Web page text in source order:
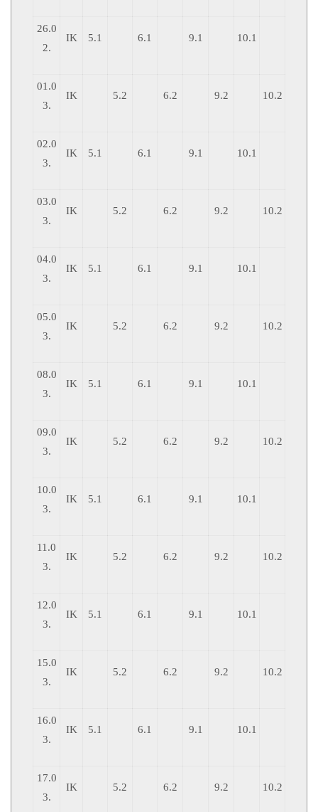
26.0
2.
IK 5.1 6.1 9.1 10.1
01.0
3.
IK 5.2 6.2 9.2 10.2
02.0
3.
IK 5.1 6.1 9.1 10.1
03.0
3.
IK 5.2 6.2 9.2 10.2
04.0
3.
IK 5.1 6.1 9.1 10.1
05.0
3.
IK 5.2 6.2 9.2 10.2
08.0
3.
IK 5.1 6.1 9.1 10.1
09.0
3.
IK 5.2 6.2 9.2 10.2
10.0
3.
IK 5.1 6.1 9.1 10.1
11.0
3.
IK 5.2 6.2 9.2 10.2
12.0
3.
IK 5.1 6.1 9.1 10.1
15.0
3.
IK 5.2 6.2 9.2 10.2
16.0
3.
IK 5.1 6.1 9.1 10.1
17.0
3.
IK 5.2 6.2 9.2 10.2